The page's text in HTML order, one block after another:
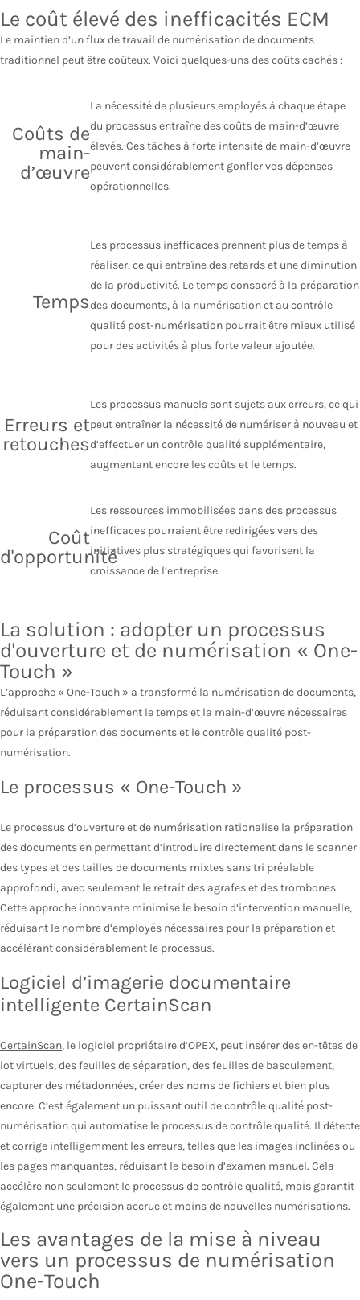
Le coût élevé des inefficacités ECM
Le maintien d’un flux de travail de numérisation de documents
traditionnel peut être coûteux. Voici quelques-uns des coûts cachés :
Coûts de
main-
d’œuvre
La nécessité de plusieurs employés à chaque étape
du processus entraîne des coûts de main-d’œuvre
élevés. Ces tâches à forte intensité de main-d’œuvre
peuvent considérablement gonfler vos dépenses
opérationnelles.
Temps
Les processus inefficaces prennent plus de temps à
réaliser, ce qui entraîne des retards et une diminution
de la productivité. Le temps consacré à la préparation
des documents, à la numérisation et au contrôle
qualité post-numérisation pourrait être mieux utilisé
pour des activités à plus forte valeur ajoutée.
Erreurs et
retouches
Les processus manuels sont sujets aux erreurs, ce qui
peut entraîner la nécessité de numériser à nouveau et
d’effectuer un contrôle qualité supplémentaire,
augmentant encore les coûts et le temps.
Coût
d'opportunité
Les ressources immobilisées dans des processus
inefficaces pourraient être redirigées vers des
initiatives plus stratégiques qui favorisent la
croissance de l’entreprise.
La solution : adopter un processus
d'ouverture et de numérisation « One-
Touch »
L’approche « One-Touch » a transformé la numérisation de documents,
réduisant considérablement le temps et la main-d’œuvre nécessaires
pour la préparation des documents et le contrôle qualité post-
numérisation.
Le processus « One-Touch »
Le processus d’ouverture et de numérisation rationalise la préparation
des documents en permettant d’introduire directement dans le scanner
des types et des tailles de documents mixtes sans tri préalable
approfondi, avec seulement le retrait des agrafes et des trombones.
Cette approche innovante minimise le besoin d’intervention manuelle,
réduisant le nombre d’employés nécessaires pour la préparation et
accélérant considérablement le processus.
Logiciel d’imagerie documentaire
intelligente CertainScan
CertainScan, le logiciel propriétaire d’OPEX, peut insérer des en-têtes de
lot virtuels, des feuilles de séparation, des feuilles de basculement,
capturer des métadonnées, créer des noms de fichiers et bien plus
encore. C’est également un puissant outil de contrôle qualité post-
numérisation qui automatise le processus de contrôle qualité. Il détecte
et corrige intelligemment les erreurs, telles que les images inclinées ou
les pages manquantes, réduisant le besoin d’examen manuel. Cela
accélère non seulement le processus de contrôle qualité, mais garantit
également une précision accrue et moins de nouvelles numérisations.
Les avantages de la mise à niveau
vers un processus de numérisation
One-Touch